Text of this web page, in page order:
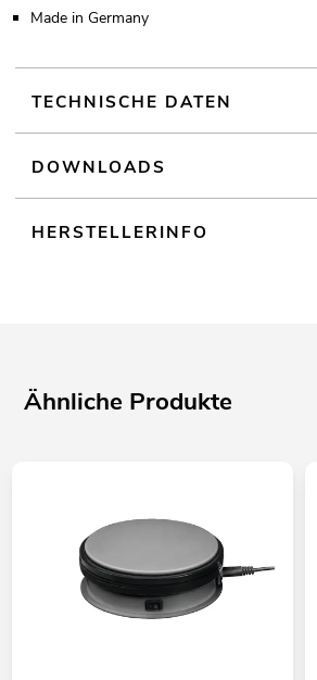
Made in Germany
TECHNISCHE DATEN
DOWNLOADS
HERSTELLERINFO
Ähnliche Produkte